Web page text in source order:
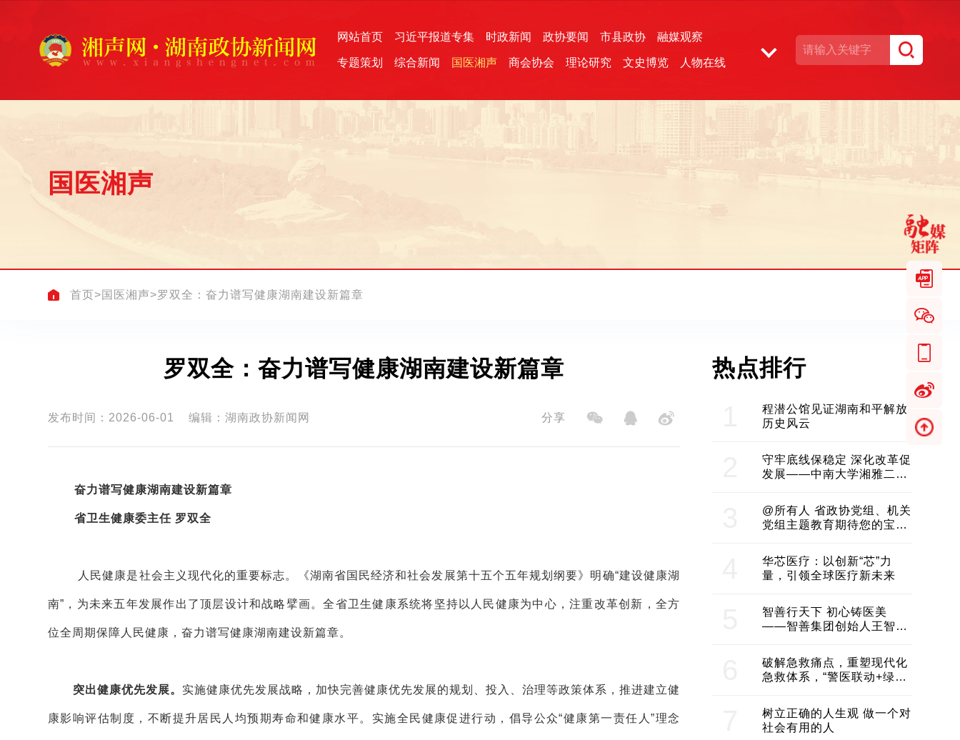
网站首页 习近平报道专集 时政新闻 政协要闻 市县政协 融媒观察
专题策划 综合新闻 国医湘声 商会协会 理论研究 文史博览 人物在线
国医湘声
首页> 国医湘声>罗双全：奋力谱写健康湖南建设新篇章
罗双全：奋力谱写健康湖南建设新篇章
发布时间：2026-06-01 编辑：湖南政协新闻网 分享
奋力谱写健康湖南建设新篇章
省卫生健康委主任 罗双全
人民健康是社会主义现代化的重要标志。《湖南省国民经济和社会发展第十五个五年规划纲要》明确“建设健康湖
南”，为未来五年发展作出了顶层设计和战略擘画。全省卫生健康系统将坚持以人民健康为中心，注重改革创新，全方
位全周期保障人民健康，奋力谱写健康湖南建设新篇章。
突出健康优先发展。 实施健康优先发展战略，加快完善健康优先发展的规划、投入、治理等政策体系，推进建立健
康影响评估制度，不断提升居民人均预期寿命和健康水平。实施全民健康促进行动，倡导公众“健康第一责任人”理念
热点排行
程潜公馆见证湖南和平解放
历史风云
守牢底线保稳定 深化改革促
发展——中南大学湘雅二医
@所有人 省政协党组、机关
党组主题教育期待您的宝贵
华芯医疗：以创新“芯”力
量，引领全球医疗新未来
智善行天下 初心铸医美
——智善集团创始人王智带
建医美产业良性生态圈
破解急救痛点，重塑现代化
急救体系，“警医联动+绿波
树立正确的人生观 做一个对
社会有用的人